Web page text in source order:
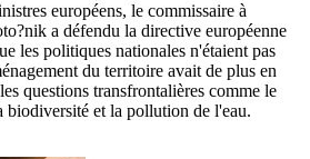
européens, le commissaire à
a défendu la directive européenne
les politiques nationales n'étaient pas
du territoire avait de plus en
questions transfrontalières comme le
biodiversité et la pollution de l'eau.